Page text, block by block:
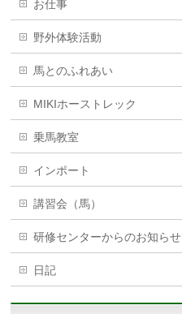
お仕事
野外体験活動
馬とのふれあい
MIKIホーストレック
乗馬教室
インポート
講習会（馬）
研修センターからのお知らせ
日記